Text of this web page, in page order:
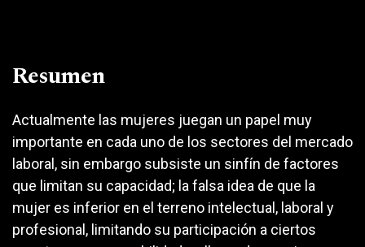
Resumen
Actualmente las mujeres juegan un papel muy
importante en cada uno de los sectores del mercado
laboral, sin embargo subsiste un sinfín de factores
que limitan su capacidad; la falsa idea de que la
mujer es inferior en el terreno intelectual, laboral y
profesional, limitando su participación a ciertos